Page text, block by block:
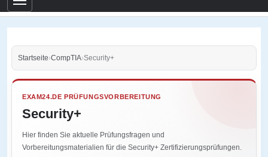
Startseite›CompTIA›Security+
EXAM24.DE PRÜFUNGSVORBEREITUNG
Security+
Hier finden Sie aktuelle Prüfungsfragen und
Vorbereitungsmaterialien für die Security+ Zertifizierungsprüfungen.